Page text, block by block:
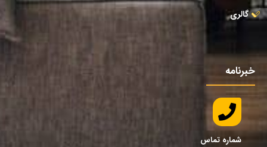
گالری
خبرنامه
شماره تماس